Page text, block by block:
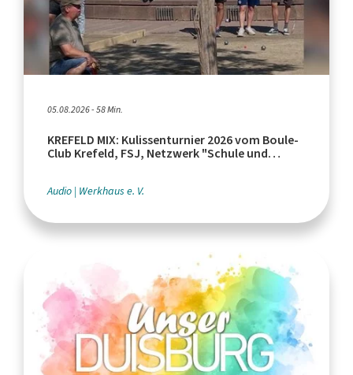
05.08.2026 - 58 Min.
KREFELD MIX: Kulissenturnier 2026 vom Boule-
Club Krefeld, FSJ, Netzwerk "Schule und
Audio Werkhaus e. V.